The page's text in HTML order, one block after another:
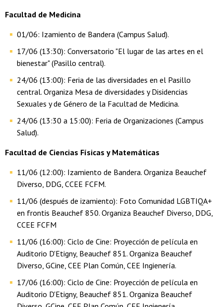
Facultad de Medicina
01/06: Izamiento de Bandera (Campus Salud).
17/06 (13:30): Conversatorio "El lugar de las artes en el
bienestar" (Pasillo central).
24/06 (13:00): Feria de las diversidades en el Pasillo
central. Organiza Mesa de diversidades y Disidencias
Sexuales y de Género de la Facultad de Medicina.
24/06 (13:30 a 15:00): Feria de Organizaciones (Campus
Salud).
Facultad de Ciencias Físicas y Matemáticas
11/06 (12:00): Izamiento de Bandera. Organiza Beauchef
Diverso, DDG, CCEE FCFM.
11/06 (después de izamiento): Foto Comunidad LGBTIQA+
en frontis Beauchef 850. Organiza Beauchef Diverso, DDG,
CCEE FCFM
11/06 (16:00): Ciclo de Cine: Proyección de película en
Auditorio D'Etigny, Beauchef 851. Organiza Beauchef
Diverso, GCine, CEE Plan Común, CEE Ingienería.
17/06 (16:00): Ciclo de Cine: Proyección de película en
Auditorio D'Etigny, Beauchef 851. Organiza Beauchef